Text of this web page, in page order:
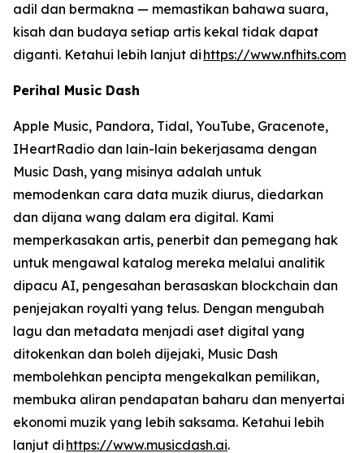
adil dan bermakna — memastikan bahawa suara,
kisah dan budaya setiap artis kekal tidak dapat
diganti. Ketahui lebih lanjut di https://www.nfhits.com
Perihal Music Dash
Apple Music, Pandora, Tidal, YouTube, Gracenote,
IHeartRadio dan lain-lain bekerjasama dengan
Music Dash, yang misinya adalah untuk
memodenkan cara data muzik diurus, diedarkan
dan dijana wang dalam era digital. Kami
memperkasakan artis, penerbit dan pemegang hak
untuk mengawal katalog mereka melalui analitik
dipacu AI, pengesahan berasaskan blockchain dan
penjejakan royalti yang telus. Dengan mengubah
lagu dan metadata menjadi aset digital yang
ditokenkan dan boleh dijejaki, Music Dash
membolehkan pencipta mengekalkan pemilikan,
membuka aliran pendapatan baharu dan menyertai
ekonomi muzik yang lebih saksama. Ketahui lebih
lanjut di https://www.musicdash.ai.